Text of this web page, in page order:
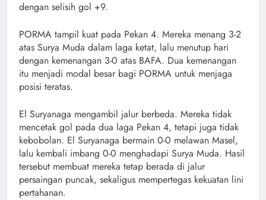
dengan selisih gol +9.
PORMA tampil kuat pada Pekan 4. Mereka menang 3-2
atas Surya Muda dalam laga ketat, lalu menutup hari
dengan kemenangan 3-0 atas BAFA. Dua kemenangan
itu menjadi modal besar bagi PORMA untuk menjaga
posisi teratas.
El Suryanaga mengambil jalur berbeda. Mereka tidak
mencetak gol pada dua laga Pekan 4, tetapi juga tidak
kebobolan. El Suryanaga bermain 0-0 melawan Masel,
lalu kembali imbang 0-0 menghadapi Surya Muda. Hasil
tersebut membuat mereka tetap berada di jalur
persaingan puncak, sekaligus mempertegas kekuatan lini
pertahanan.